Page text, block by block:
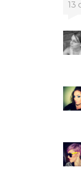
13